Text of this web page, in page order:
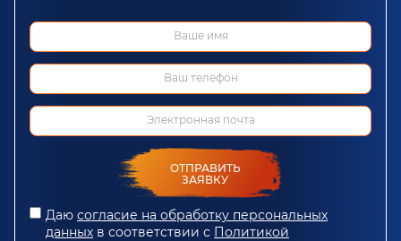
ОТПРАВИТЬ
ЗАЯВКУ
Даю согласие на обработку персональных
данных в соответствии с Политикой